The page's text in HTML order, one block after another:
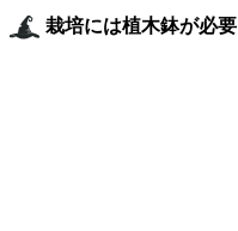
栽培には植木鉢が必要